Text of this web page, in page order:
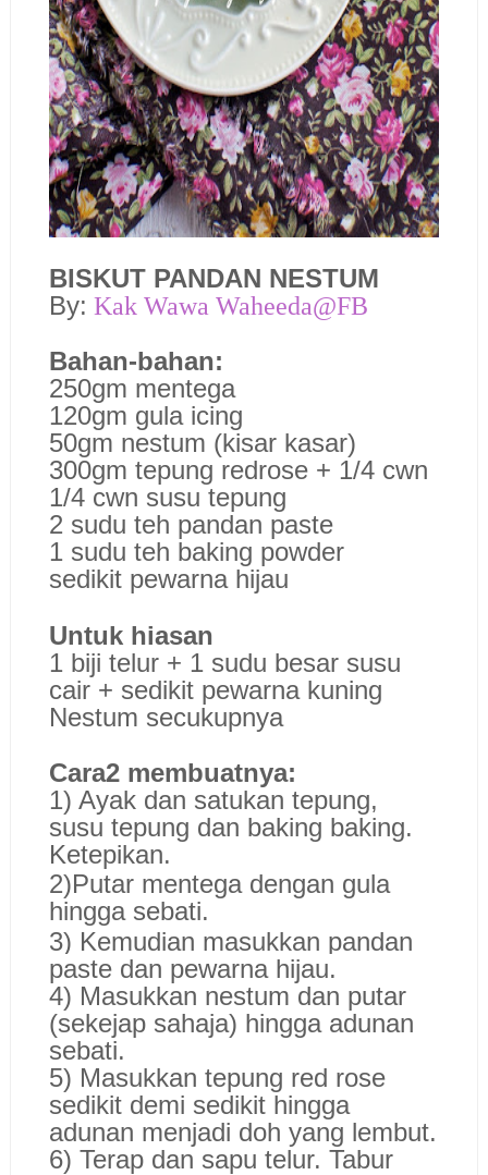
BISKUT PANDAN NESTUM
By: Kak Wawa Waheeda@FB
Bahan-bahan:
250gm mentega
120gm gula icing
50gm nestum (kisar kasar)
300gm tepung redrose + 1/4 cwn
1/4 cwn susu tepung
2 sudu teh pandan paste
1 sudu teh baking powder
sedikit pewarna hijau
Untuk hiasan
1 biji telur + 1 sudu besar susu
cair + sedikit pewarna kuning
Nestum secukupnya
Cara2 membuatnya:
1) Ayak dan satukan tepung,
susu tepung dan baking baking.
Ketepikan.
2)Putar mentega dengan gula
hingga sebati.
3) Kemudian masukkan pandan
paste dan pewarna hijau.
4) Masukkan nestum dan putar
(sekejap sahaja) hingga adunan
sebati.
5) Masukkan tepung red rose
sedikit demi sedikit hingga
adunan menjadi doh yang lembut.
6) Terap dan sapu telur. Tabur